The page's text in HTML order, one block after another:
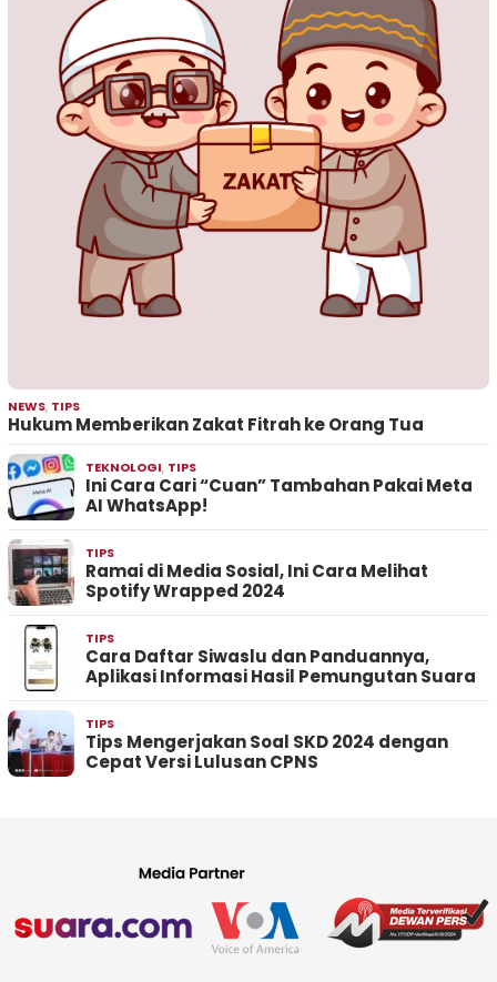
NEWS, TIPS
Hukum Memberikan Zakat Fitrah ke Orang Tua
TEKNOLOGI, TIPS
Ini Cara Cari “Cuan” Tambahan Pakai Meta
AI WhatsApp!
TIPS
Ramai di Media Sosial, Ini Cara Melihat
Spotify Wrapped 2024
TIPS
Cara Daftar Siwaslu dan Panduannya,
Aplikasi Informasi Hasil Pemungutan Suara
TIPS
Tips Mengerjakan Soal SKD 2024 dengan
Cepat Versi Lulusan CPNS